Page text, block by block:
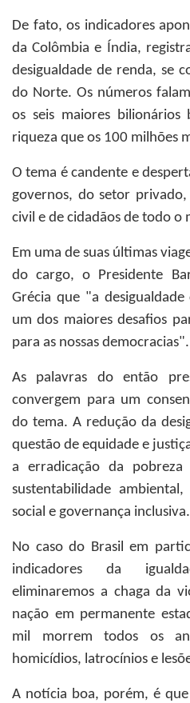
De fato, os indicadores
da Colômbia e Índia,
desigualdade de renda, se
do Norte. Os números
os seis maiores bilionários
riqueza que os 100 milhões
O tema é candente e
governos, do setor
civil e de cidadãos de todo o
Em uma de suas últimas
do cargo, o Presidente
Grécia que "a
um dos maiores desafios
para as nossas democracias".
As palavras do então
convergem para um
do tema. A redução da
questão de equidade e
a erradicação da pobreza
sustentabilidade
social e governança inclusiva.
No caso do Brasil em
indicadores da
eliminaremos a chaga da
nação em permanente
mil morrem todos os
homicídios, latrocínios e
A notícia boa, porém, é